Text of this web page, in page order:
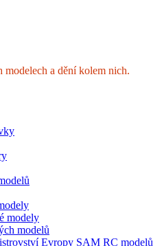
a dění kolem nich.
modely
modelů
Evropy SAM RC modelů